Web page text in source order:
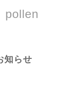
pollen
知らせ